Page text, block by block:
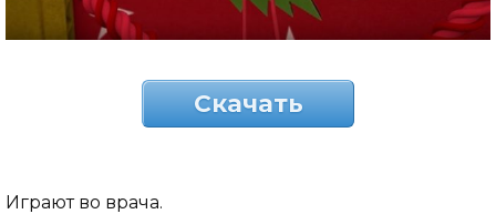
Скачать
Играют во врача.